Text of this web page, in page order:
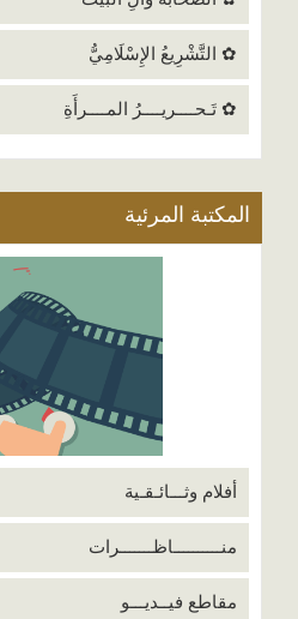
✿ التَّشْرِيعُ الإِسْلَامِيُّ
✿ تَـحــــريــــرُ المــــرأَةِ
المكتبة المرئية
أفلام وثـــائـقـية
منــــــــــاظـــــــرات
مقاطع فيــديـــو